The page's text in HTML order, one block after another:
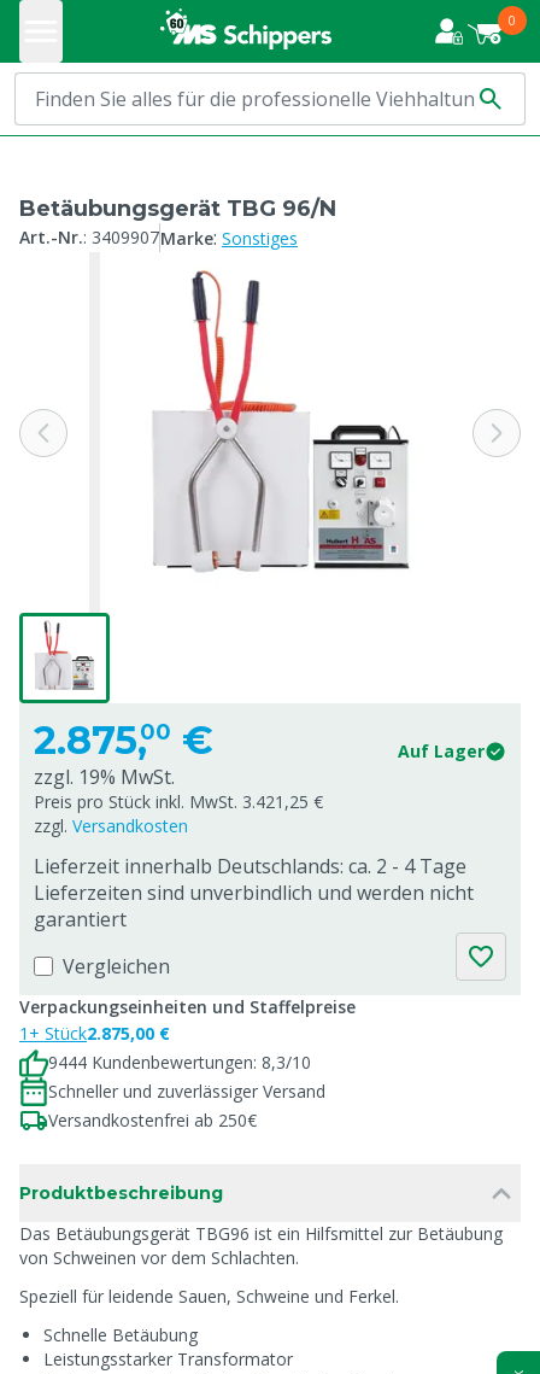
0
Betäubungsgerät TBG 96/N
Art.-Nr.: 3409907Marke: Sonstiges
2.875,00 € Auf Lager
zzgl. 19% MwSt.
Preis pro Stück inkl. MwSt. 3.421,25 €
zzgl. Versandkosten
Lieferzeit innerhalb Deutschlands: ca. 2 - 4 Tage
Lieferzeiten sind unverbindlich und werden nicht
garantiert
Vergleichen
Verpackungseinheiten und Staffelpreise
1+ Stück2.875,00 €
9444 Kundenbewertungen: 8,3/10
Schneller und zuverlässiger Versand
Versandkostenfrei ab 250€
Produktbeschreibung
Das Betäubungsgerät TBG96 ist ein Hilfsmittel zur Betäubung
von Schweinen vor dem Schlachten.
Speziell für leidende Sauen, Schweine und Ferkel.
Schnelle Betäubung
Leistungsstarker Transformator